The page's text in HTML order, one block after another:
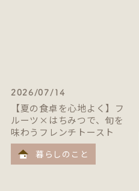
2026/07/14
【夏の食卓を心地よく】フ
ルーツ×はちみつで、旬を
味わうフレンチトースト
暮らしのこと